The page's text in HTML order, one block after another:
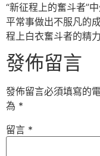
“新征程上的奮斗者”
平常事做出不服凡的
程上白衣奮斗者的精
發佈留言
發佈留言必須填寫的
為 *
留言 *